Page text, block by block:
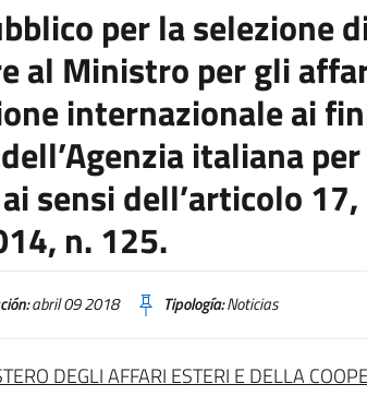
per la selezione
al Ministro per gli
internazionale ai
italiana
sensi dell’articolo
n. 125.
abril 09 2018 Tipología:Noticias
DEGLI AFFARI ESTERI E DELLA